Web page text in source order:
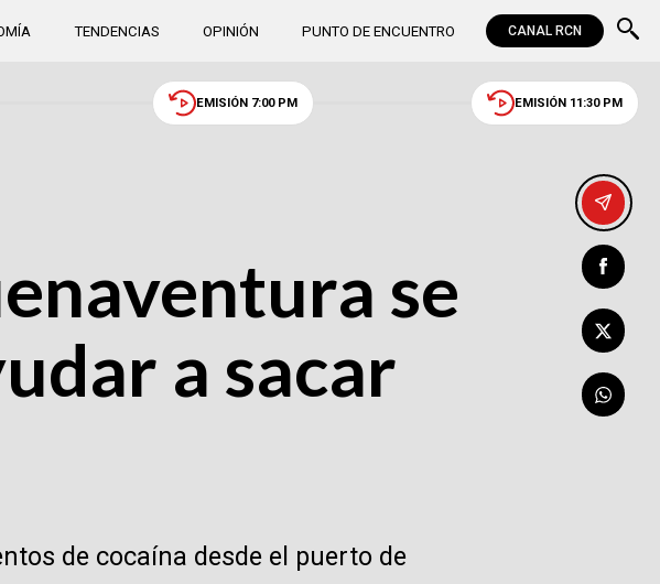
TENDENCIAS OPINIÓN PUNTO DE ENCUENTRO CANAL RCN
EMISIÓN 7:00 PM EMISIÓN 11:30 PM
se
a sacar
de cocaína desde el puerto de